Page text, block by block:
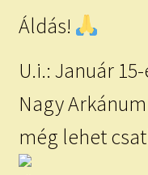
Áldás!
U.i.: Január
Nagy
még lehet